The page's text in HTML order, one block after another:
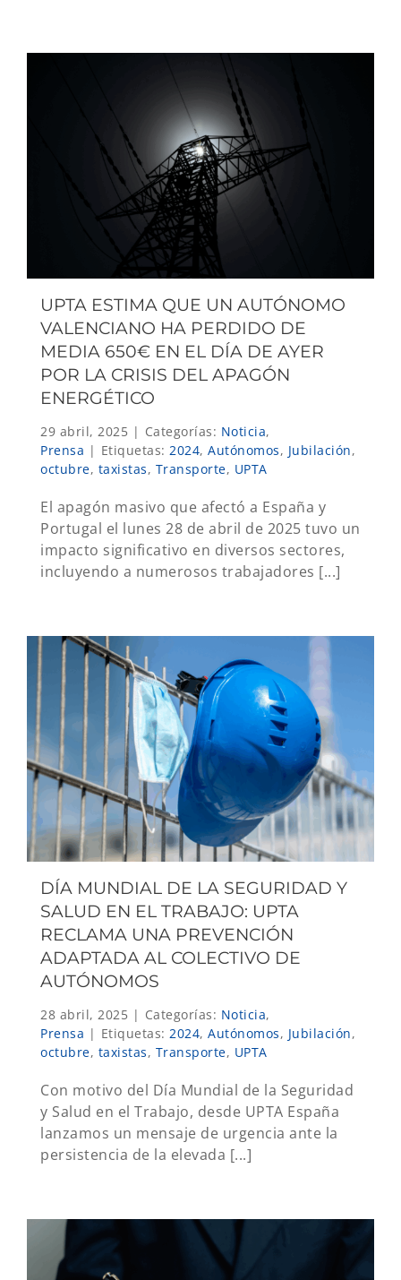
UPTA ESTIMA QUE UN AUTÓNOMO
VALENCIANO HA PERDIDO DE
MEDIA 650€ EN EL DÍA DE AYER
POR LA CRISIS DEL APAGÓN
ENERGÉTICO
29 abril, 2025 | Categorías: Noticia,
Prensa | Etiquetas: 2024, Autónomos, Jubilación,
octubre, taxistas, Transporte, UPTA
El apagón masivo que afectó a España y
Portugal el lunes 28 de abril de 2025 tuvo un
impacto significativo en diversos sectores,
incluyendo a numerosos trabajadores [...]
DÍA MUNDIAL DE LA SEGURIDAD Y
SALUD EN EL TRABAJO: UPTA
RECLAMA UNA PREVENCIÓN
ADAPTADA AL COLECTIVO DE
AUTÓNOMOS
28 abril, 2025 | Categorías: Noticia,
Prensa | Etiquetas: 2024, Autónomos, Jubilación,
octubre, taxistas, Transporte, UPTA
Con motivo del Día Mundial de la Seguridad
y Salud en el Trabajo, desde UPTA España
lanzamos un mensaje de urgencia ante la
persistencia de la elevada [...]